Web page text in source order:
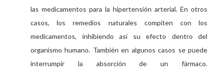
las medicamentos para la hipertensión arterial. En otros
casos, los remedios naturales compiten con los
medicamentos, inhibiendo así su efecto dentro del
organismo humano. También en algunos casos se puede
interrumpir la absorción de un fármaco.